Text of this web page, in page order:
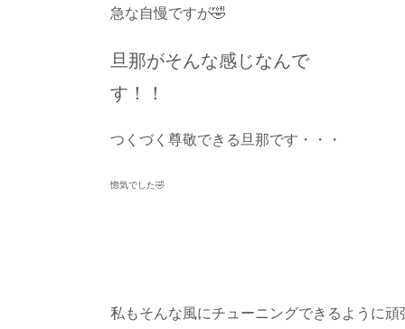
急な自慢ですが🤣
旦那がそんな感じなんで
す！！
つくづく尊敬できる旦那です・・・
惚気でした🤣
私もそんな風にチューニングできるように頑